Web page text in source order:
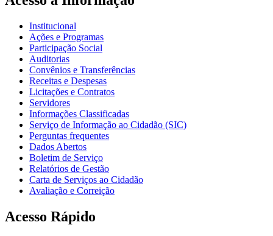
Institucional
Ações e Programas
Participação Social
Auditorias
Convênios e Transferências
Receitas e Despesas
Licitações e Contratos
Servidores
Informações Classificadas
Serviço de Informação ao Cidadão (SIC)
Perguntas frequentes
Dados Abertos
Boletim de Serviço
Relatórios de Gestão
Carta de Serviços ao Cidadão
Avaliação e Correição
Acesso Rápido